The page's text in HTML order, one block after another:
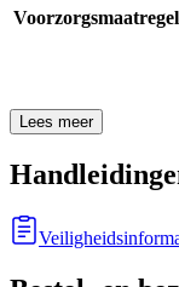
Lees meer